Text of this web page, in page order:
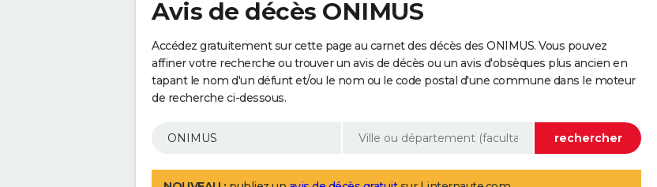
Avis de décès ONIMUS
Accédez gratuitement sur cette page au carnet des décès des ONIMUS. Vous pouvez
affiner votre recherche ou trouver un avis de décès ou un avis d'obsèques plus ancien en
tapant le nom d'un défunt et/ou le nom ou le code postal d'une commune dans le moteur
de recherche ci-dessous.